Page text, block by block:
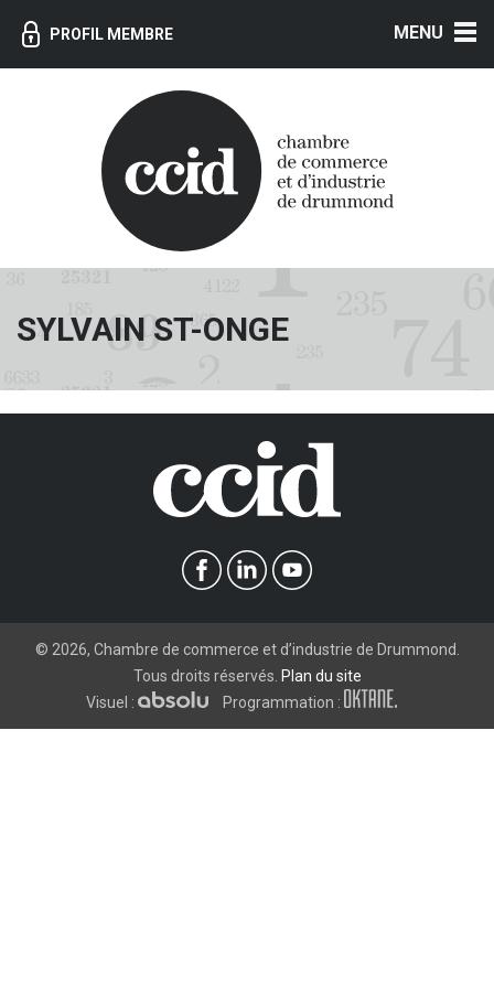
PROFIL MEMBRE
SYLVAIN ST-ONGE
© 2026, Chambre de commerce et d’industrie de Drummond.
Tous droits réservés. Plan du site
Visuel :
Programmation :
MENU